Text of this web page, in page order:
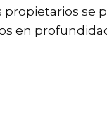
se
en